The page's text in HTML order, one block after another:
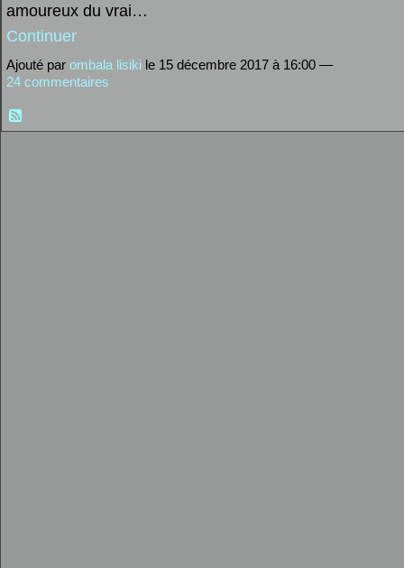
amoureux du vrai…
Continuer
Ajouté par ombala lisiki le 15 décembre 2017 à 16:00 —
24 commentaires